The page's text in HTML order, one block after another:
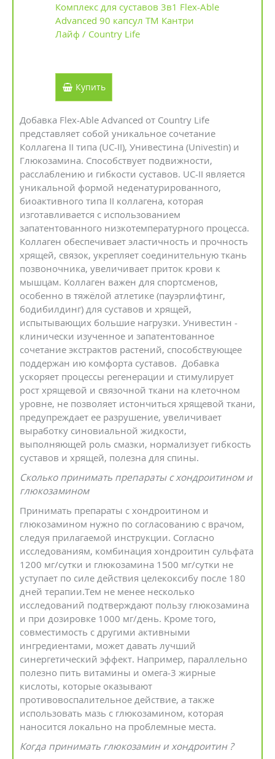
Комплекс для суставов 3в1 Flex-Able
Advanced 90 капсул ТМ Кантри
Лайф / Country Life
Купить
Добавка Flex-Able Advanced от Country Life
представляет собой уникальное сочетание
Коллагена II типа (UC-II), Унивестина (Univestin) и
Глюкозамина. Способствует подвижности,
расслаблению и гибкости суставов. UC-II является
уникальной формой неденатурированного,
биоактивного типа II коллагена, которая
изготавливается с использованием
запатентованного низкотемпературного процесса.
Коллаген обеспечивает эластичность и прочность
хрящей, связок, укрепляет соединительную ткань
позвоночника, увеличивает приток крови к
мышцам. Коллаген важен для спортсменов,
особенно в тяжёлой атлетике (пауэрлифтинг,
бодибилдинг) для суставов и хрящей,
испытывающих большие нагрузки. Унивестин -
клинически изученное и запатентованное
сочетание экстрактов растений, способствующее
поддержан ию комфорта суставов. Добавка
ускоряет процессы регенерации и стимулирует
рост хрящевой и связочной ткани на клеточном
уровне, не позволяет истончиться хрящевой ткани,
предупреждает ее разрушение, увеличивает
выработку синовиальной жидкости,
выполняющей роль смазки, нормализует гибкость
суставов и хрящей, полезна для спины.
Сколько принимать препараты с хондроитином и
глюкозамином
Принимать препараты с хондроитином и
глюкозамином нужно по согласованию с врачом,
следуя прилагаемой инструкции. Согласно
исследованиям, комбинация хондроитин сульфата
1200 мг/сутки и глюкозамина 1500 мг/сутки не
уступает по силе действия целекоксибу после 180
дней терапии.Тем не менее несколько
исследований подтверждают пользу глюкозамина
и при дозировке 1000 мг/день. Кроме того,
совместимость с другими активными
ингредиентами, может давать лучший
синергетический эффект. Например, параллельно
полезно пить витамины и омега-3 жирные
кислоты, которые оказывают
противовоспалительное действие, а также
использовать мазь с глюкозамином, которая
наносится локально на проблемные места.
Когда принимать глюкозамин и хондроитин ?